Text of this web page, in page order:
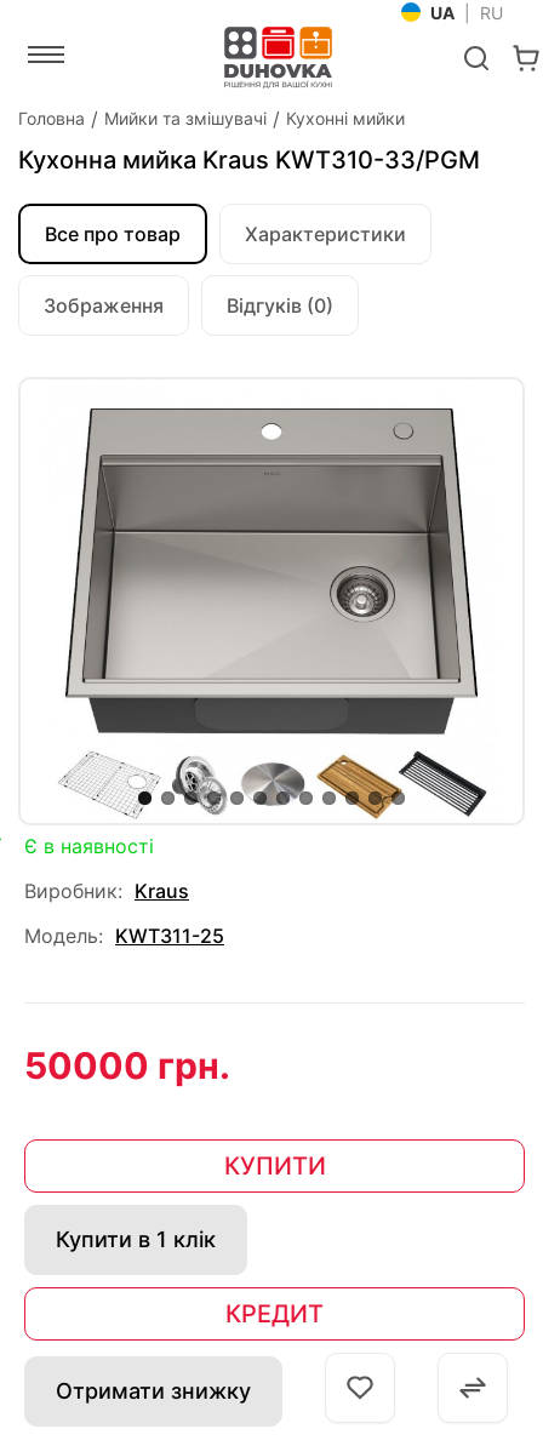
UA RU
Головна Мийки та змішувачі Кухонні мийки
Кухонна мийка Kraus KWT310-33/PGM
Все про товар Характеристики
Зображення Відгуків (0)
Є в наявності
Виробник: Kraus
Модель: KWT311-25
50000 грн.
КУПИТИ
Купити в 1 клік
КРЕДИТ
Отримати знижку